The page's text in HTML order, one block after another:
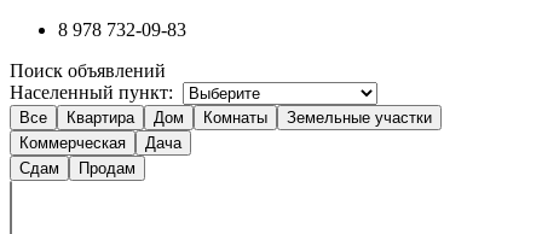
8 978 732-09-83
Поиск объявлений
Населенный пункт:
Все Квартира Дом Комнаты
Земельные участки
Коммерческая
Дача
Сдам
Продам